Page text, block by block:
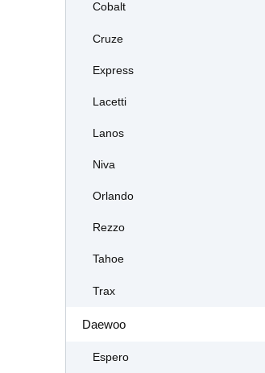
Cobalt
Cruze
Express
Lacetti
Lanos
Niva
Orlando
Rezzo
Tahoe
Trax
Daewoo
Espero